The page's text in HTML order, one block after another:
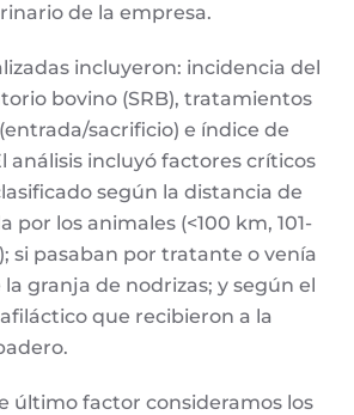
de la empresa.
incluyeron: incidencia del
bovino (SRB), tratamientos
sacrificio) e índice de
análisis incluyó factores críticos
según la distancia de
los animales (<100 km, 101-
si pasaban por tratante o venía
granja de nodrizas; y según el
que recibieron a la
último factor consideramos los